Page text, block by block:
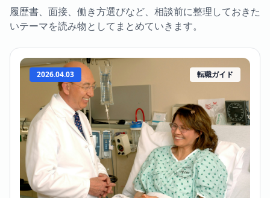
履歴書、面接、働き方選びなど、相談前に整理しておきた
いテーマを読み物としてまとめていきます。
2026.04.03 転職ガイド